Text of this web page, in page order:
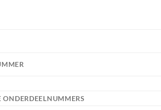
ONDERDEELNUMMERS